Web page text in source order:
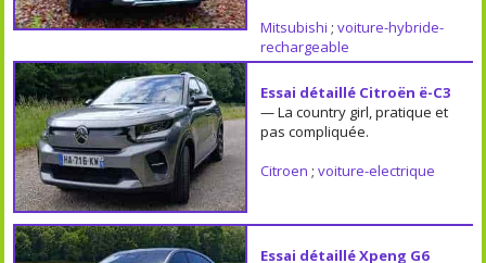
Mitsubishi ; voiture-hybride-
rechargeable
Essai détaillé Citroën ë-C3
— La country girl, pratique et
pas compliquée.
Citroen ; voiture-electrique
Essai détaillé Xpeng G6